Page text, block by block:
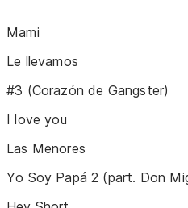
Mami
Le llevamos
#3 (Corazón de Gangster)
I love you
Las Menores